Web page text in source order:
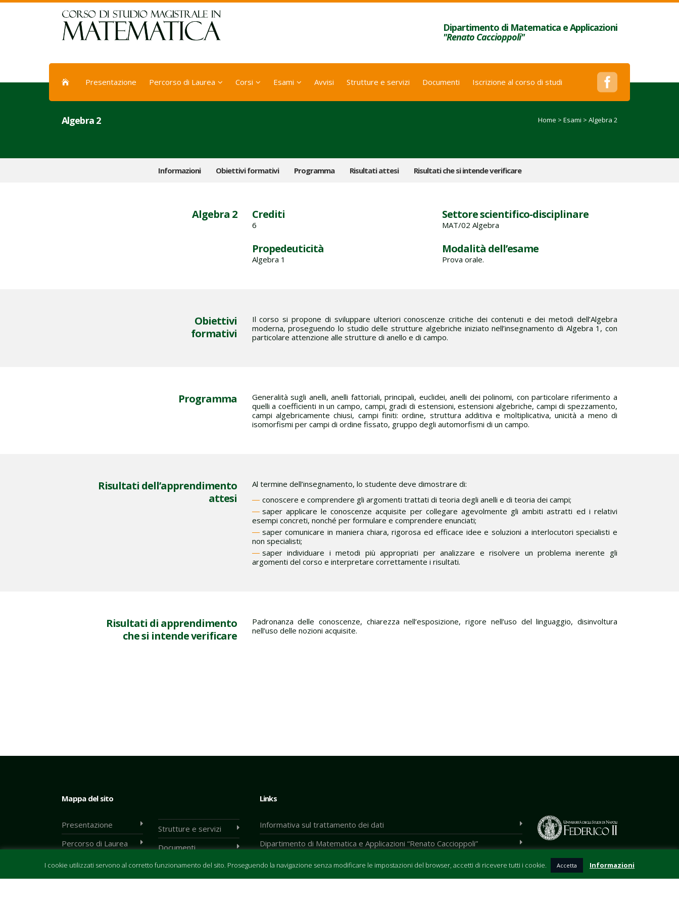
Dipartimento di Matematica e Applicazioni
"Renato Caccioppoli"
Presentazione Percorso di Laurea Corsi Esami Avvisi Strutture e servizi Documenti Iscrizione al corso di studi
Algebra 2 Home > Esami > Algebra 2
Informazioni Obiettivi formativi Programma Risultati attesi Risultati che si intende verificare
Algebra 2 Crediti
6
Propedeuticità
Algebra 1
Settore scientifico-disciplinare
MAT/02 Algebra
Modalità dell’esame
Prova orale.
Obiettivi
formativi
Il corso si propone di sviluppare ulteriori conoscenze critiche dei contenuti e dei metodi dell’Algebra
moderna, proseguendo lo studio delle strutture algebriche iniziato nell’insegnamento di Algebra 1, con
particolare attenzione alle strutture di anello e di campo.
Programma
Generalità sugli anelli, anelli fattoriali, principali, euclidei, anelli dei polinomi, con particolare riferimento a
quelli a coefficienti in un campo, campi, gradi di estensioni, estensioni algebriche, campi di spezzamento,
campi algebricamente chiusi, campi finiti: ordine, struttura additiva e moltiplicativa, unicità a meno di
isomorfismi per campi di ordine fissato, gruppo degli automorfismi di un campo.
Risultati dell’apprendimento
attesi
Al termine dell’insegnamento, lo studente deve dimostrare di:
conoscere e comprendere gli argomenti trattati di teoria degli anelli e di teoria dei campi;
saper applicare le conoscenze acquisite per collegare agevolmente gli ambiti astratti ed i relativi
esempi concreti, nonché per formulare e comprendere enunciati;
saper comunicare in maniera chiara, rigorosa ed efficace idee e soluzioni a interlocutori specialisti e
non specialisti;
saper individuare i metodi più appropriati per analizzare e risolvere un problema inerente gli
argomenti del corso e interpretare correttamente i risultati.
Risultati di apprendimento
che si intende verificare
Padronanza delle conoscenze, chiarezza nell’esposizione, rigore nell’uso del linguaggio, disinvoltura
nell’uso delle nozioni acquisite.
Mappa del sito
Presentazione
Percorso di Laurea
Corsi
Avvisi
Strutture e servizi
Documenti
Iscrizione al corso
di studi
Links
Informativa sul trattamento dei dati
Dipartimento di Matematica e Applicazioni “Renato Caccioppoli”
Università degli Studi di Napoli Federico II
Scuola Politecnica e delle Scienze di Base
I cookie utilizzati servono al corretto funzionamento del sito. Proseguendo la navigazione senza modificare le impostazioni del browser, accetti di ricevere tutti i cookie. Accetta Informazioni